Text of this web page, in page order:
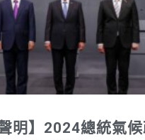
聲明】2024總統氣